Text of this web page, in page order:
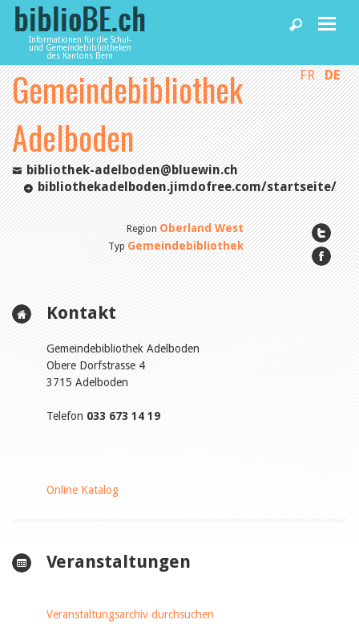
Informationen für die Schul-
und Gemeindebibliotheken
des Kantons Bern
Home
News und Fachbeiträge
Bibliotheken
Agenda
Dienstleistungen
biblioBE nutzen
FR DE
Gemeindebibliothek
Adelboden
bibliothek-adelboden@bluewin.ch
bibliothekadelboden.jimdofree.com/startseite/
RegionOberland West
TypGemeindebibliothek
Kontakt
Gemeindebibliothek Adelboden
Obere Dorfstrasse 4
3715 Adelboden
Telefon 033 673 14 19
Online Katalog
Veranstaltungen
Veranstaltungsarchiv durchsuchen